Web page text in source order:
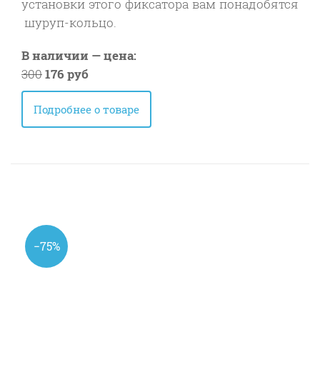
установки этого фиксатора вам понадобятся
шуруп-кольцо.
В наличии — цена:
300176 руб
Подробнее о товаре
−75%